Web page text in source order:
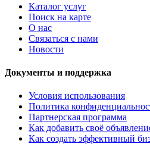
Каталог услуг
Поиск на карте
О нас
Связаться с нами
Новости
Документы и поддержка
Условия использования
Политика
Партнерская программа
Как добавить своё
Как создать эффективный